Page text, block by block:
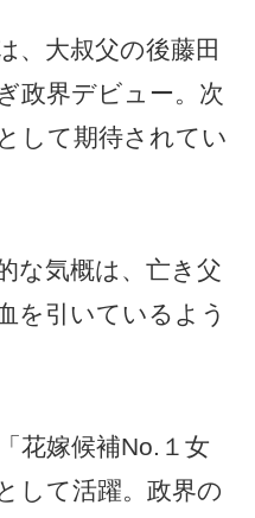
、大叔父の後藤田
政界デビュー。次
して期待されてい
な気概は、亡き父
を引いているよう
花嫁候補No.１女
して活躍。政界の